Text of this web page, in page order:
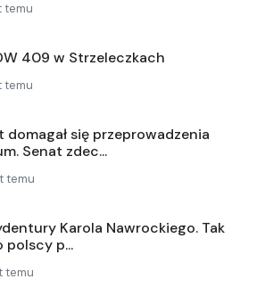
temu
409 w Strzeleczkach
temu
domagał się przeprowadzenia
Senat zdec...
temu
Karola Nawrockiego. Tak
polscy p...
temu